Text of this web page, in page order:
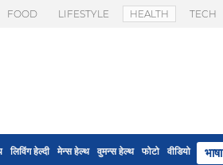
FOOD LIFESTYLE HEALTH TECH
लिविंग हेल्दी मेन्स हेल्थ वुमन्स हेल्थ फोटो वीडियो भाषा